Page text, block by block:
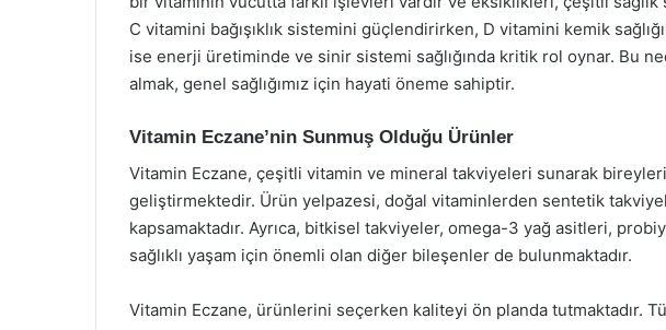
C vitamini bağışıklık sistemini güçlendirirken, D vitamini kemik
ise enerji üretiminde ve sinir sistemi sağlığında kritik rol oynar. Bu
almak, genel sağlığımız için hayati öneme sahiptir.
Vitamin Eczane’nin Sunmuş Olduğu Ürünler
Vitamin Eczane, çeşitli vitamin ve mineral takviyeleri sunarak
geliştirmektedir. Ürün yelpazesi, doğal vitaminlerden sentetik
kapsamaktadır. Ayrıca, bitkisel takviyeler, omega-3 yağ asitleri,
sağlıklı yaşam için önemli olan diğer bileşenler de bulunmaktadır.
Vitamin Eczane, ürünlerini seçerken kaliteyi ön planda tutmaktadır.